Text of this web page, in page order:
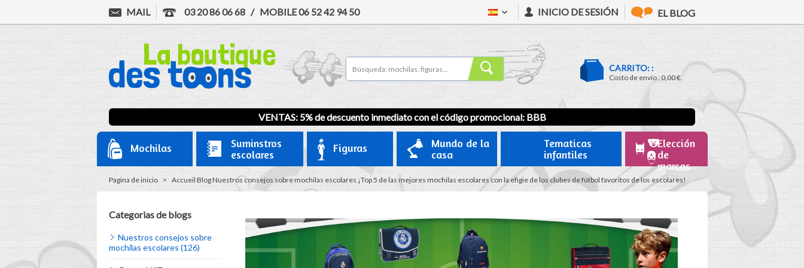
MAIL 03 20 86 06 68 / MOBILE06 52 42 94 50 INICIO DE SESIÓN EL BLOG
CARRITO: :
Costo de envío :0,00 €
VENTAS: 5% de descuento inmediato con el código promocional: BBB
Mochilas
Suminstros
escolares
Figuras
Mundo de la
casa
Tematicas
infantiles
Elección
de
marcas
Pagina de inicio > Accueil BlogNuestros consejos sobre mochilas escolares ¡Top 5 de las mejores mochilas escolares con la efigie de los clubes de fútbol favoritos de los escolares!
Categorias de blogs
Nuestros consejos sobre
mochilas escolares (126)